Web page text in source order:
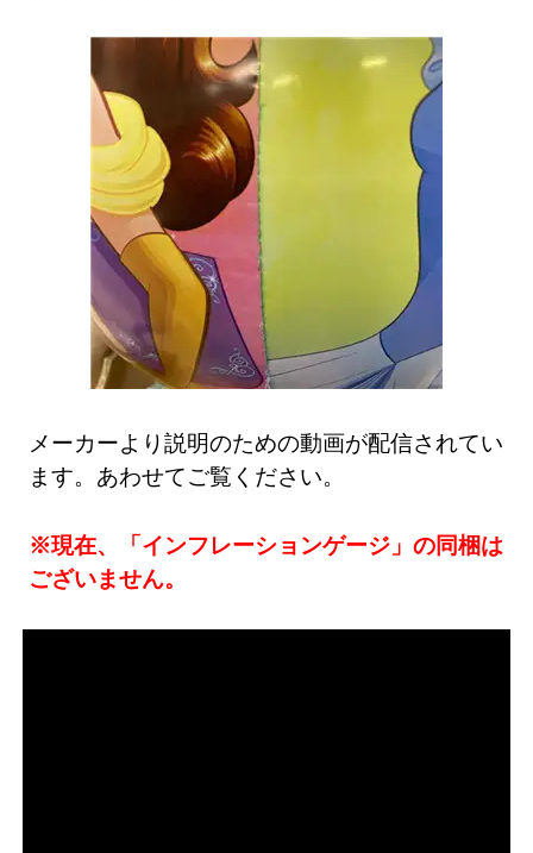
メーカーより説明のための動画が配信されてい
ます。あわせてご覧ください。
※現在、「インフレーションゲージ」の同梱は
ございません。